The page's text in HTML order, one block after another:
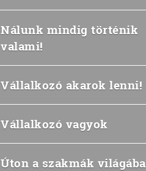
Nálunk mindig történik
valami!
Vállalkozó akarok lenni!
Vállalkozó vagyok
Úton a szakmák világába